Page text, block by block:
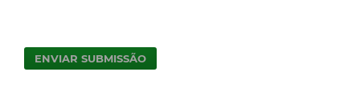
ENVIAR SUBMISSÃO